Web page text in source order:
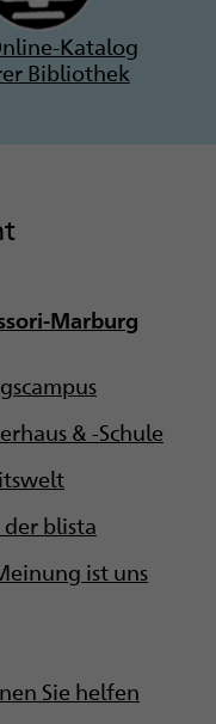
Katalog
Bibliothek
Marburg
& -Schule
blista
ist uns
Sie helfen